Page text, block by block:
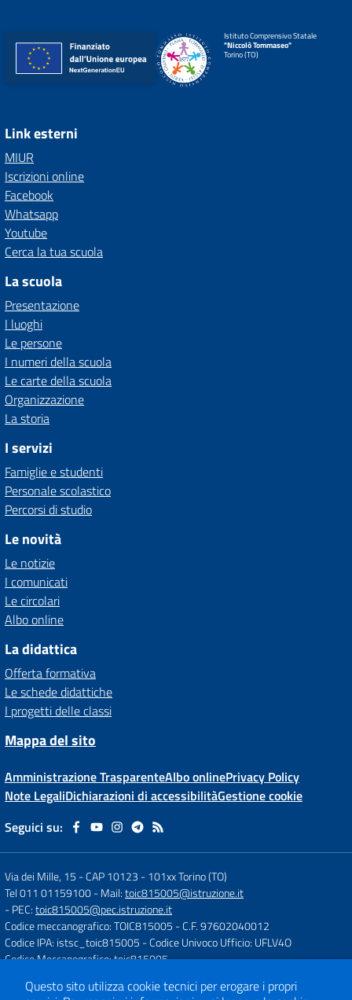
Istituto Comprensivo Statale
"Niccolò Tommaseo"
Torino (TO)
Link esterni
MIUR
Iscrizioni online
Facebook
Whatsapp
Youtube
Cerca la tua scuola
La scuola
Presentazione
I luoghi
Le persone
I numeri della scuola
Le carte della scuola
Organizzazione
La storia
I servizi
Famiglie e studenti
Personale scolastico
Percorsi di studio
Le novità
Le notizie
I comunicati
Le circolari
Albo online
La didattica
Offerta formativa
Le schede didattiche
I progetti delle classi
Mappa del sito
Amministrazione TrasparenteAlbo onlinePrivacy Policy
Note LegaliDichiarazioni di accessibilitàGestione cookie
Seguici su:
Via dei Mille, 15 - CAP 10123 -101xx Torino (TO)
Tel 011 01159100- Mail:toic815005@istruzione.it
- PEC:toic815005@pec.istruzione.it
Codice meccanografico: TOIC815005 - C.F. 97602040012
Codice IPA: istsc_toic815005 - Codice Univoco Ufficio: UFLV4O
Codice Meccanografico: toic815005
Questo sito utilizza cookie tecnici per erogare i propri